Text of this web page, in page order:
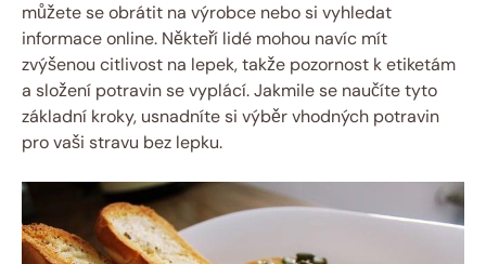
můžete se obrátit na výrobce nebo si vyhledat
informace online. Někteří lidé mohou navíc mít
zvýšenou citlivost na lepek, takže pozornost k etiketám
a složení potravin se vyplácí. Jakmile se naučíte tyto
základní kroky, usnadníte si výběr vhodných potravin
pro vaši stravu bez lepku.